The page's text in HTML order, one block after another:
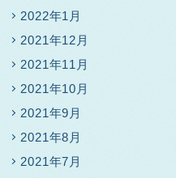
2022年1月
2021年12月
2021年11月
2021年10月
2021年9月
2021年8月
2021年7月